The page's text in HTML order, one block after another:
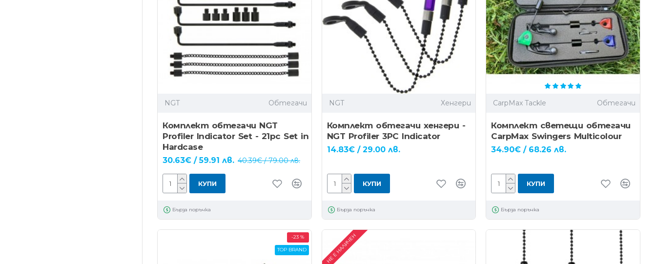
NGT Обтегачи
Комплект обтегачи NGT
Profiler Indicator Set - 21pc Set in
Hardcase
30.63€ / 59.91 лв. 40.39€ / 79.00 лв.
КУПИ
Бърза поръчка
NGT Хенгери
Комплект обтегачи хенгери -
NGT Profiler 3PC Indicator
14.83€ / 29.00 лв.
КУПИ
Бърза поръчка
CarpMax Tackle Обтегачи
Комплект светещи обтегачи
CarpMax Swingers Multicolour
34.90€ / 68.26 лв.
КУПИ
Бърза поръчка
TOP BRAND
-23 % НЕ Е НАЛИЧЕН